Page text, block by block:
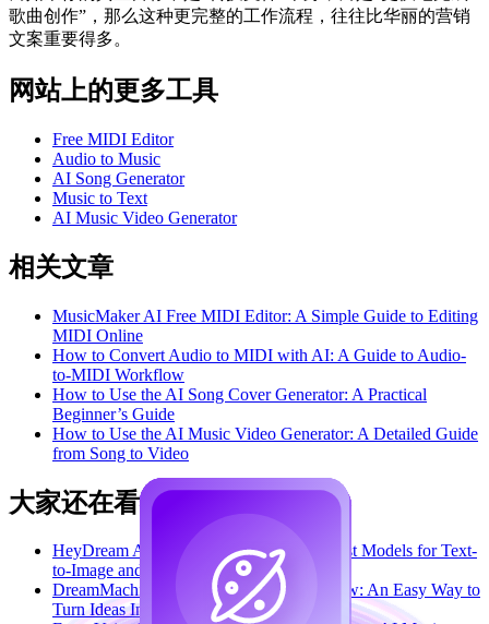
歌曲创作”，那么这种更完整的工作流程，往往比华丽的营销
文案重要得多。
网站上的更多工具
Free MIDI Editor
Audio to Music
AI Song Generator
Music to Text
AI Music Video Generator
相关文章
MusicMaker AI Free MIDI Editor: A Simple Guide to Editing
MIDI Online
How to Convert Audio to MIDI with AI: A Guide to Audio-
to-MIDI Workflow
How to Use the AI Song Cover Generator: A Practical
Beginner’s Guide
How to Use the AI Music Video Generator: A Detailed Guide
from Song to Video
大家还在看
HeyDream AI Image Generator Guide: Best Models for Text-
to-Image and Image-to-Image
DreamMachine AI Music Generator Review: An Easy Way to
Turn Ideas Into Songs